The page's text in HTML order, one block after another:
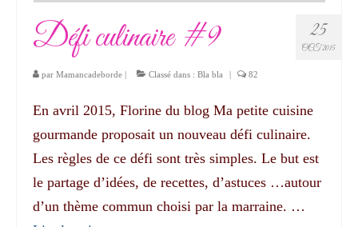
25
OCT 2015
Défi culinaire #9
par Mamancadeborde Classé dans : Bla bla 82
En avril 2015, Florine du blog Ma petite cuisine
gourmande proposait un nouveau défi culinaire.
Les règles de ce défi sont très simples. Le but est
le partage d’idées, de recettes, d’astuces …autour
d’un thème commun choisi par la marraine. …